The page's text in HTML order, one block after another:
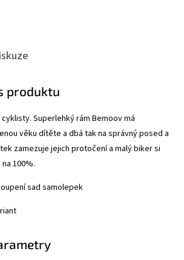
produktu
Superlehký rám Bemoov má
věku dítěte a dbá tak na správný posed a
zamezuje jejich protočení a malý biker si
100%.
sad samolepek